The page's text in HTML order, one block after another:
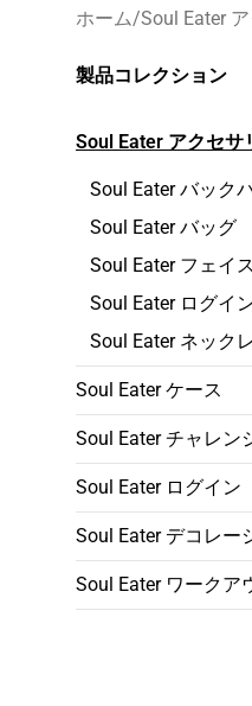
ホーム/Soul Eater
製品コレクション
Soul Eater アクセサ
Soul Eater バック
Soul Eater バッグ
Soul Eater フェイ
Soul Eater ログイ
Soul Eater ネック
Soul Eater ケース
Soul Eater チャレン
Soul Eater ログイン
Soul Eater デコレー
Soul Eater ワークア